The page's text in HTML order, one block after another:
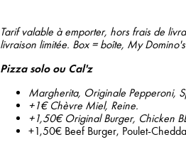
Tarif valable à emporter, hors frais de
livraison limitée. Box = boîte, My
Pizza solo ou Cal'z
Margherita, Originale Pepperoni,
+1€ Chèvre Miel, Reine.
+1,50€ Original Burger, Chicken
+1,50€ Beef Burger, Poulet-